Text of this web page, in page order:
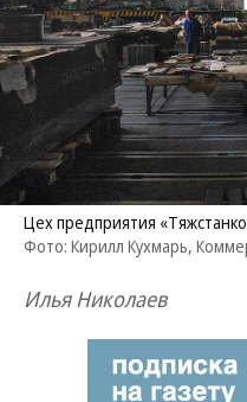
Цех предприятия
Фото: Кирилл Кухмарь,
Илья Николаев